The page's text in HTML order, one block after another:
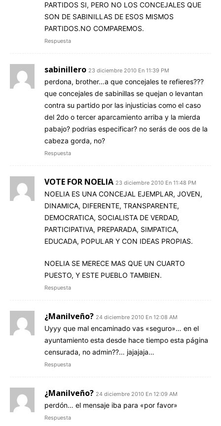
PARTIDOS SI, PERO NO LOS CONCEJALES QUE
SON DE SABINILLAS DE ESOS MISMOS
PARTIDOS.NO COMPAREMOS.
Respuesta
sabinillero 23 diciembre 2010 En 11:39 PM
perdona, brother…a que concejales te refieres???
que concejales de sabinillas se quejan o levantan
contra su partido por las injusticias como el caso
del 2do o tercer aparcamiento arriba y la mierda
pabajo? podrias especificar? no serás de oos de la
cabeza gorda, no?
Respuesta
VOTE FOR NOELIA 23 diciembre 2010 En 11:48 PM
NOELIA ES UNA CONCEJAL EJEMPLAR, JOVEN,
DINAMICA, DIFERENTE, TRANSPARENTE,
DEMOCRATICA, SOCIALISTA DE VERDAD,
PARTICIPATIVA, PREPARADA, SIMPATICA,
EDUCADA, POPULAR Y CON IDEAS PROPIAS.
NOELIA SE MERECE MAS QUE UN CUARTO
PUESTO, Y ESTE PUEBLO TAMBIEN.
Respuesta
¿Manilveño? 24 diciembre 2010 En 12:08 AM
Uyyy que mal encaminado vas «seguro»… en el
ayuntamiento esta desde hace tiempo esta página
censurada, no admin??… jajajaja…
Respuesta
¿Manilveño? 24 diciembre 2010 En 12:09 AM
perdón… el mensaje iba para «por favor»
Respuesta